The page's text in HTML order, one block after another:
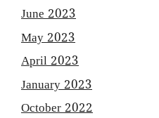
June 2023
May 2023
April 2023
January 2023
October 2022